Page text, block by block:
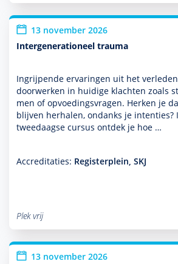
13 november 2026
Intergenerationeel trauma
Ingrijpende ervaringen uit het
doorwerken in huidige klachten zoals
men of opvoedingsvragen. Herken je
blijven herhalen, ondanks je intenties?
tweedaagse cursus ontdek je hoe …
Accreditaties: Registerplein, SKJ
Plek vrij
13 november 2026